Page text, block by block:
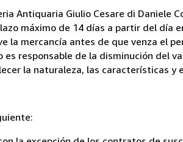
Antiquaria Giulio Cesare di Daniele
máximo de 14 días a partir del día
la mercancía antes de que venza el
responsable de la disminución del
la naturaleza, las características y